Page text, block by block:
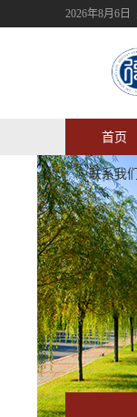
2026年8月6
首页
联系我们